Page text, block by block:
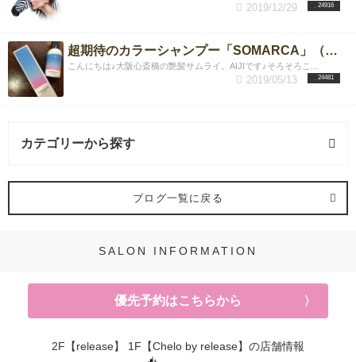
24916
2019/12/29
超期待のカラーシャンプー「SOMARCA」（ソマルカ）は本当に染まるか？？検証&リアルゲストデータプレビューレポート
こんにちは♪大阪心斎橋の艶髪サムライ。AIJIです♪そろそろこ...
24481
2019/05/13
カテゴリーから探す
ヘアスタイル (65記事)
強髪スパ (8記事)
ブログ一覧に戻る
SALON INFORMATION
優先予約はこちらから
2F【release】 1F【Chelo by release】の店舗情報